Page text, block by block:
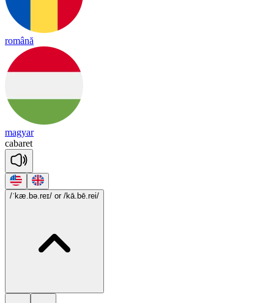
română
magyar
cabaret
/ˈkæ.bə.reɪ/ or /kā.bē.rei/